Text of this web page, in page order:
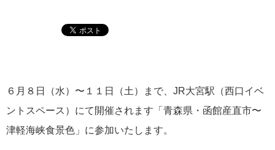
６月８日（水）〜１１日（土）まで、JR大宮駅（西口イベ
ントスペース）にて開催されます「青森県・函館産直市〜
津軽海峡食景色」に参加いたします。